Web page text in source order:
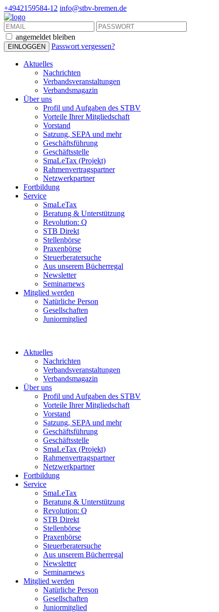
+4942159584-12 info@stbv-bremen.de
angemeldet bleiben
Passwort vergessen?
Aktuelles
Nachrichten
Verbandsveranstaltungen
Verbandsmagazin
Über uns
Profil und Aufgaben des STBV
Vorteile Ihrer Mitgliedschaft
Vorstand
Satzung, SEPA und mehr
Geschäftsführung
Geschäftsstelle
SmaLeTax (Projekt)
Rahmenvertragspartner
Netzwerkpartner
Fortbildung
Service
SmaLeTax
Beratung & Unterstützung
Revolution: Q
STB Direkt
Stellenbörse
Praxenbörse
Steuerberatersuche
Aus unserem Bücherregal
Newsletter
Seminarnews
Mitglied werden
Natürliche Person
Gesellschaften
Juniormitglied
Aktuelles
Nachrichten
Verbandsveranstaltungen
Verbandsmagazin
Über uns
Profil und Aufgaben des STBV
Vorteile Ihrer Mitgliedschaft
Vorstand
Satzung, SEPA und mehr
Geschäftsführung
Geschäftsstelle
SmaLeTax (Projekt)
Rahmenvertragspartner
Netzwerkpartner
Fortbildung
Service
SmaLeTax
Beratung & Unterstützung
Revolution: Q
STB Direkt
Stellenbörse
Praxenbörse
Steuerberatersuche
Aus unserem Bücherregal
Newsletter
Seminarnews
Mitglied werden
Natürliche Person
Gesellschaften
Juniormitglied